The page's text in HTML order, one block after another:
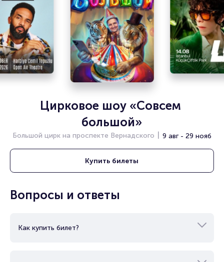
Цирковое шоу «Совсем
большой»
Большой цирк на проспекте Вернадского 9 авг - 29 нояб
Купить билеты
Вопросы и ответы
Как купить билет?